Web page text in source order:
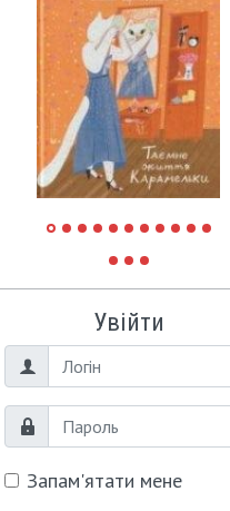
Увійти
Логін
Пароль
Запам'ятати мене